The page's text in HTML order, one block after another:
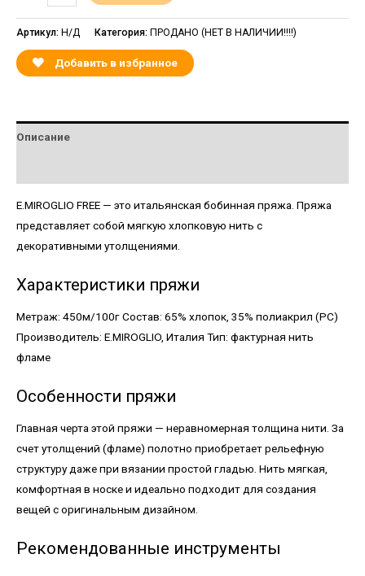
Артикул: Н/Д Категория: ПРОДАНО (НЕТ В НАЛИЧИИ!!!!)
Добавить в избранное
Описание
E.MIROGLIO FREE — это итальянская бобинная пряжа. Пряжа
представляет собой мягкую хлопковую нить с
декоративными утолщениями.
Характеристики пряжи
Метраж: 450м/100г Состав: 65% хлопок, 35% полиакрил (PC)
Производитель: E.MIROGLIO, Италия Тип: фактурная нить
фламе
Особенности пряжи
Главная черта этой пряжи — неравномерная толщина нити. За
счет утолщений (фламе) полотно приобретает рельефную
структуру даже при вязании простой гладью. Нить мягкая,
комфортная в носке и идеально подходит для создания
вещей с оригинальным дизайном.
Рекомендованные инструменты